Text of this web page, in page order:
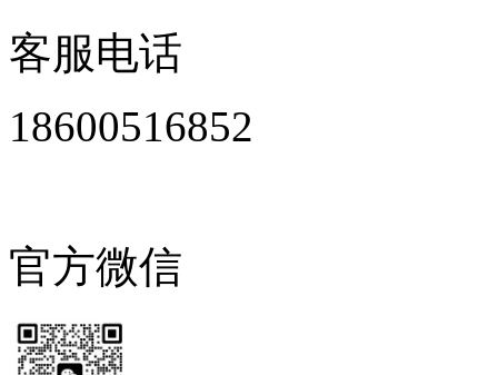
客服电话
18600516852
官方微信